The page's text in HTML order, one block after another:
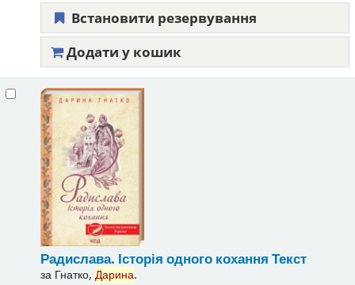
Встановити резервування
Додати у кошик
Радислава. Історія одного кохання Текст
за Гнатко, Дарина.